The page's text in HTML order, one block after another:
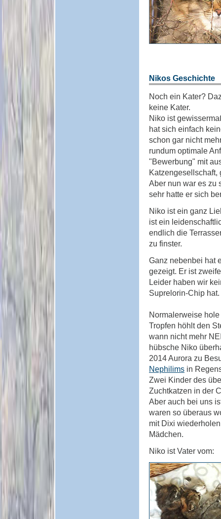
Nikos Geschichte
Noch ein Kater?
keine Kater.
Niko ist
hat sich einfach
schon gar nicht
rundum optimale
"Bewerbung" mit
Katzengesellschaft,
Aber nun war es zu
sehr hatte er sich
Niko ist ein ganz
ist ein
endlich die
zu finster.
Ganz nebenbei hat
gezeigt. Er ist
Leider haben wir
Suprelorin-Chip hat.
Normalerweise
Tropfen höhlt den
wann nicht mehr
hübsche Niko
2014 Aurora zu
Nephilims in
Zwei Kinder des
Zuchtkatzen in der
Aber auch bei uns
waren so überaus
mit Dixi
Mädchen.
Niko ist Vater vom: